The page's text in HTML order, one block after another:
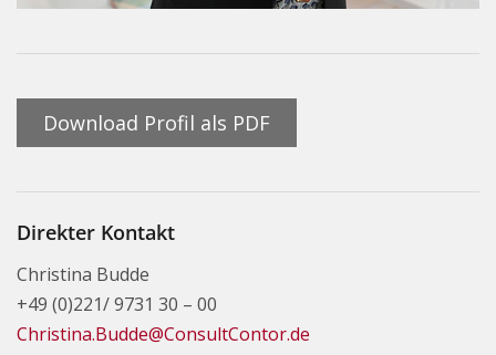
Download Profil als PDF
Direkter Kontakt
Christina Budde
+49 (0)221/ 9731 30 – 00
Christina.Budde@ConsultContor.de